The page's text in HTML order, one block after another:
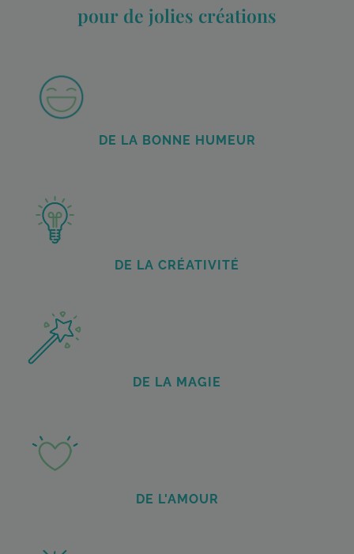
pour de jolies créations
DE LA BONNE HUMEUR
DE LA CRÉATIVITÉ
DE LA MAGIE
DE L'AMOUR